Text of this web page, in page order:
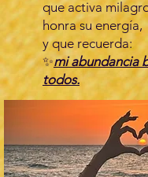
que activa
honra su energía,
y que recuerda:
✨mi abundancia
todos.